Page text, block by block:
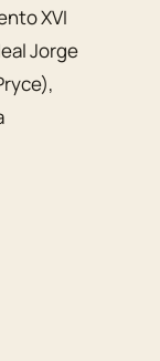
XVI
Jorge